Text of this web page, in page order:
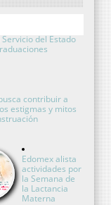
del Estado
contribuir a
estigmas y mitos
Edomex alista
actividades por
la Semana de
la Lactancia
Materna